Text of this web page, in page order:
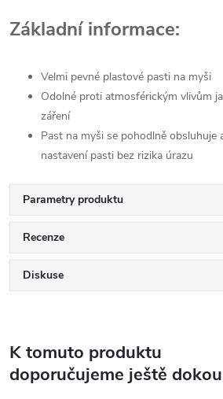
Základní informace:
Velmi pevné plastové pasti na myši
Odolné proti atmosférickým vlivům
záření
Past na myši se pohodlně obsluhuje
nastavení pasti bez rizika úrazu
Parametry produktu
Recenze
Diskuse
K tomuto produktu
doporučujeme ještě